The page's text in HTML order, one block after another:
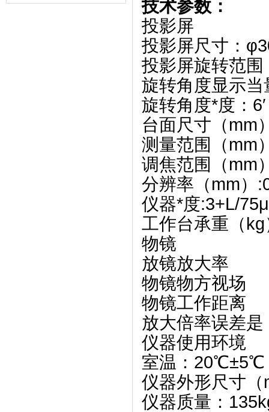
技术参数：
投影屏
投影屏尺寸：
投影屏旋转范围
旋转角度显示当
旋转角度*度：6′
台面尺寸（mm
测量范围（mm
调焦范围（mm
分辨率（mm）
仪器*度:3+L/
工作台承重（kg
物镜
放镜放大
物镜物方视
物镜工作距
放大倍率误差是
仪器使用环境
室温：20℃±5℃
仪器外形尺寸
仪器质量：